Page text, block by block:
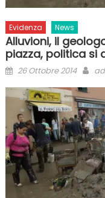
Evidenza News
Alluvioni, il
piazza, politica si
Posted
26 Ottobre 2014